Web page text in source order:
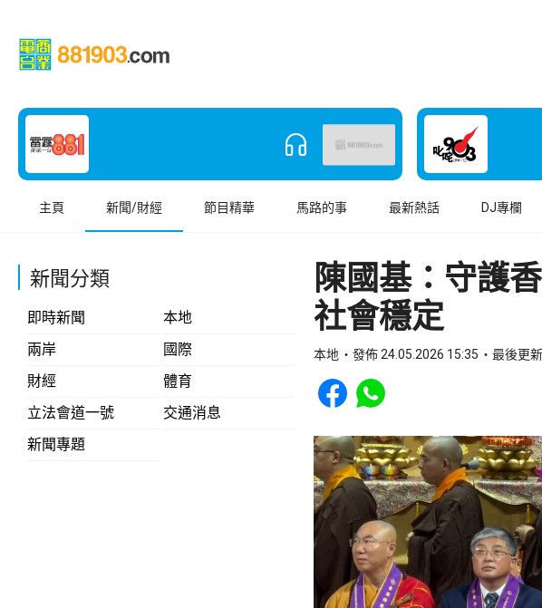
主頁 新聞/財經 節目精華 馬路的事 最新熱話 DJ專欄
新聞分類
即時新聞
本地
兩岸
國際
財經
體育
立法會道一號
交通消息
新聞專題
陳國基：守護
社會穩定
本地 發佈 24.05.2026 15:35 最後更
Share to Facebook
Share to WhatsApp